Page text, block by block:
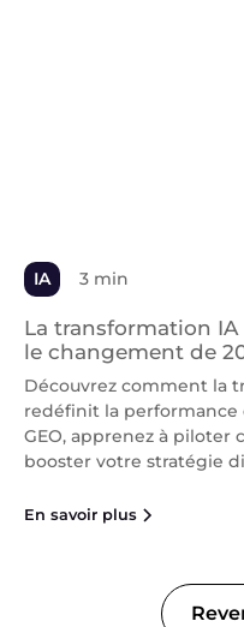
IA 3 min
La transformation
le changement de
Découvrez comment la
redéfinit la performance
GEO, apprenez à piloter
booster votre stratégie
En savoir plus